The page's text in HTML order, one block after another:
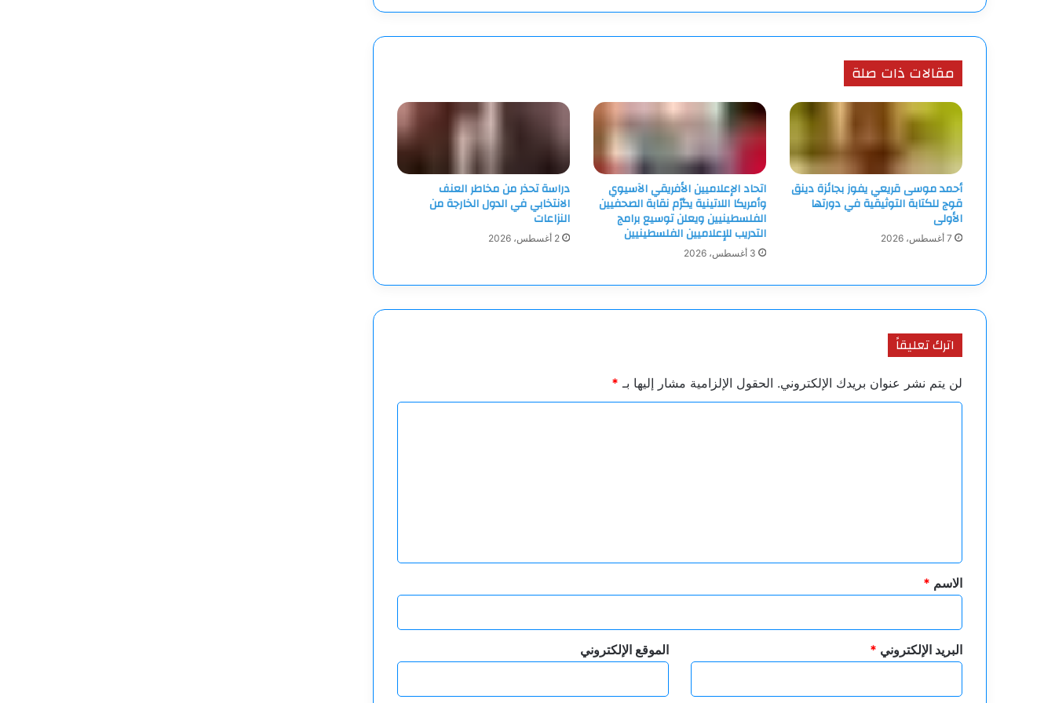
مقالات ذات صلة
أحمد موسى قريعي يفوز بجائزة دينق
قوج للكتابة التوثيقية في دورتها
الأولى
7 أغسطس، 2026
اتحاد الإعلاميين الأفريقي الآسيوي
وأمريكا اللاتينية يكرّم نقابة الصحفيين
الفلسطينيين ويعلن توسيع برامج
التدريب للإعلاميين الفلسطينيين
3 أغسطس، 2026
دراسة تحذر من مخاطر العنف
الانتخابي في الدول الخارجة من
النزاعات
2 أغسطس، 2026
اترك تعليقاً
لن يتم نشر عنوان بريدك الإلكتروني. الحقول الإلزامية مشار إليها بـ *
*
الاسم *
البريد الإلكتروني * الموقع الإلكتروني